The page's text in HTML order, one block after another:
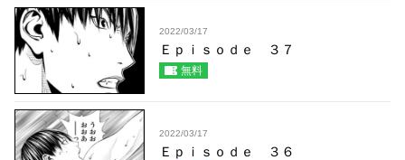
2022/03/17
Ｅｐｉｓｏｄｅ ３７
無料
2022/03/17
Ｅｐｉｓｏｄｅ ３６